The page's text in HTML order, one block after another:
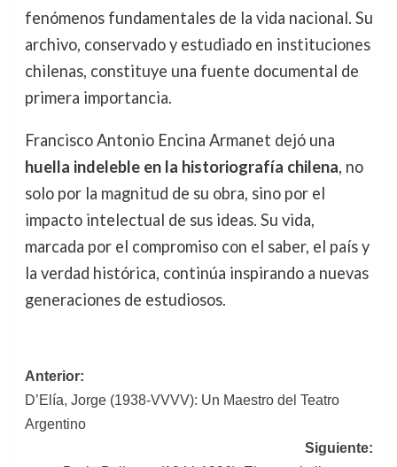
fenómenos fundamentales de la vida nacional. Su
archivo, conservado y estudiado en instituciones
chilenas, constituye una fuente documental de
primera importancia.
Francisco Antonio Encina Armanet dejó una
huella indeleble en la historiografía chilena, no
solo por la magnitud de su obra, sino por el
impacto intelectual de sus ideas. Su vida,
marcada por el compromiso con el saber, el país y
la verdad histórica, continúa inspirando a nuevas
generaciones de estudiosos.
Navegación
de
entradas
Anterior:
D’Elía, Jorge (1938-VVVV): Un Maestro del Teatro
Argentino
Siguiente: